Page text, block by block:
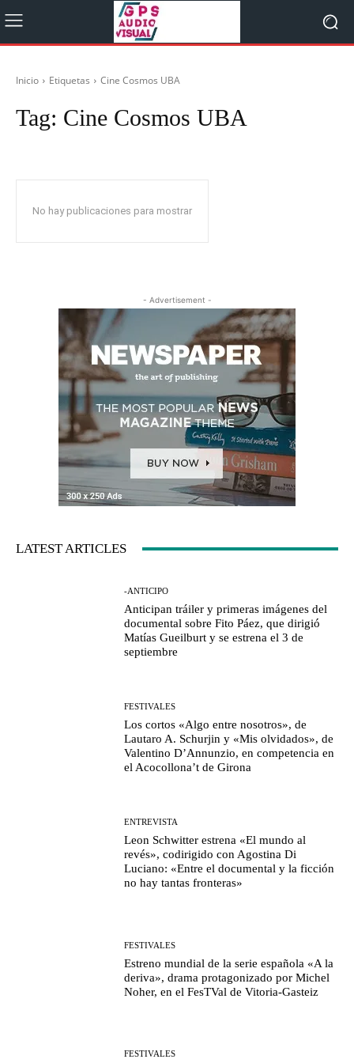
Inicio Etiquetas Cine Cosmos UBA
Tag: Cine Cosmos UBA
No hay publicaciones para mostrar
- Advertisement -
LATEST ARTICLES
-ANTICIPO
Anticipan tráiler y primeras imágenes del
documental sobre Fito Páez, que dirigió
Matías Gueilburt y se estrena el 3 de
septiembre
FESTIVALES
Los cortos «Algo entre nosotros», de
Lautaro A. Schurjin y «Mis olvidados», de
Valentino D’Annunzio, en competencia en
el Acocollona’t de Girona
ENTREVISTA
Leon Schwitter estrena «El mundo al
revés», codirigido con Agostina Di
Luciano: «Entre el documental y la ficción
no hay tantas fronteras»
FESTIVALES
Estreno mundial de la serie española «A la
deriva», drama protagonizado por Michel
Noher, en el FesTVal de Vitoria-Gasteiz
FESTIVALES